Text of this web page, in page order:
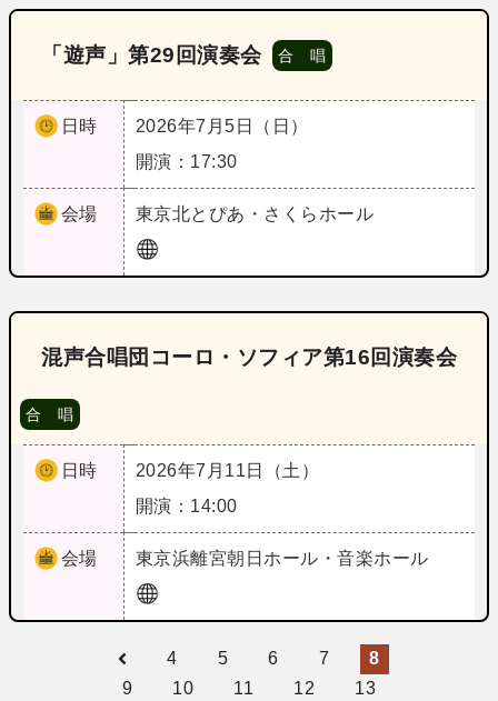
「遊声」第29回演奏会 合 唱
日時
2026年7月5日（日）
開演：17:30
会場 東京北とぴあ・さくらホール
混声合唱団コーロ・ソフィア第16回演奏会
合 唱
日時
2026年7月11日（土）
開演：14:00
会場 東京浜離宮朝日ホール・音楽ホール
4 5 6 7
8
9
10 11 12 13